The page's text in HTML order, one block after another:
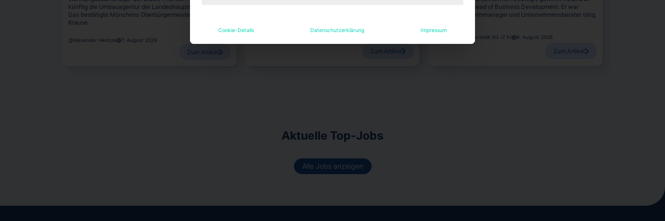
künftig die Umbauagentur der Landeshauptstadt leiten.
Das bestätigte Münchens Oberbürgermeister Dominik
Krause.
Alexander Heintze 7. August 2026
Zum Artikel Zum Artikel
Schleider als Head of Business Development. Er war
zuletzt als Interimmanager und Unternehmensberater tätig.
Janina Stadel, erstellt mit IZ KI 6. August 2026
Zum Artikel
Aktuelle Top-Jobs
Alle Jobs anzeigen
Cookie-Details Datenschutzerklärung Impressum